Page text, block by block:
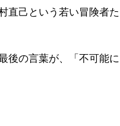
直己という若い冒険者た
後の言葉が、「不可能に